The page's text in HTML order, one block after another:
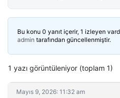
Bu konu 0 yanıt içerir, 1 izleyen
admin tarafından güncellenmiştir.
1 yazı görüntüleniyor (toplam 1)
Mayıs 9, 2026: 11:32 am